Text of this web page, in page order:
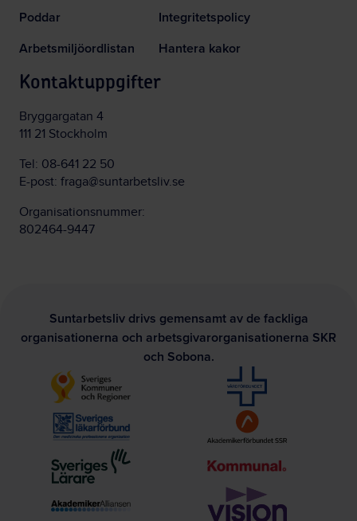
Poddar
Arbetsmiljöordlistan
Integritetspolicy
Hantera kakor
Kontaktuppgifter
Bryggargatan 4
111 21 Stockholm
Tel: 08-641 22 50
E-post: fraga@suntarbetsliv.se
Organisationsnummer:
802464-9447
Suntarbetsliv drivs gemensamt av de fackliga
organisationerna och arbetsgivarorganisationerna SKR
och Sobona.